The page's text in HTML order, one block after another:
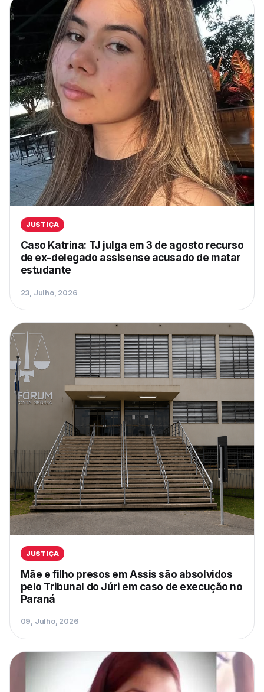
JUSTIÇA
Caso Katrina: TJ julga em 3 de agosto recurso
de ex-delegado assisense acusado de matar
estudante
23, Julho, 2026
JUSTIÇA
Mãe e filho presos em Assis são absolvidos
pelo Tribunal do Júri em caso de execução no
Paraná
09, Julho, 2026